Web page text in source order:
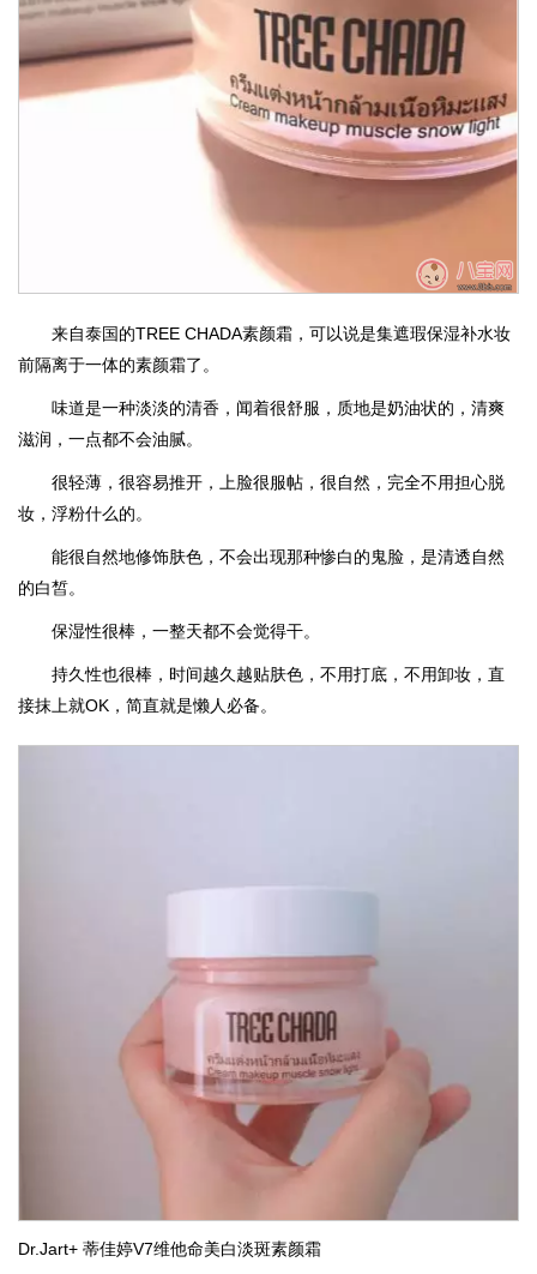
来自泰国的TREE CHADA素颜霜，可以说是集遮瑕保湿补水妆
前隔离于一体的素颜霜了。
味道是一种淡淡的清香，闻着很舒服，质地是奶油状的，清爽
滋润，一点都不会油腻。
很轻薄，很容易推开，上脸很服帖，很自然，完全不用担心脱
妆，浮粉什么的。
能很自然地修饰肤色，不会出现那种惨白的鬼脸，是清透自然
的白皙。
保湿性很棒，一整天都不会觉得干。
持久性也很棒，时间越久越贴肤色，不用打底，不用卸妆，直
接抹上就OK，简直就是懒人必备。
Dr.Jart+ 蒂佳婷V7维他命美白淡斑素颜霜